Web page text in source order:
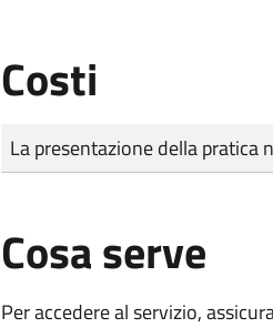
Costi
Tipo di pagamento
Importo
La presentazione della pratica
Cosa serve
Per accedere al servizio,